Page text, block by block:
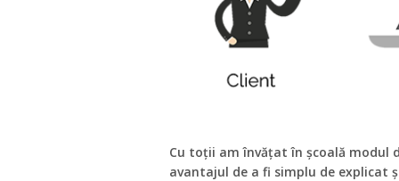
Cu toții am învățat în școală modul
avantajul de a fi simplu de explicat